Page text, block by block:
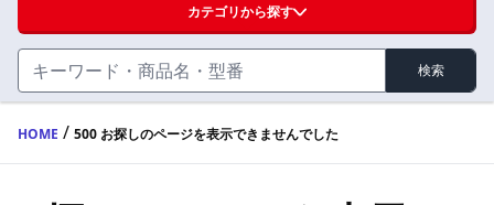
ハンドル・取手・つまみ・周辺機器
FA・A
蝶番・ステー・周辺機器
製品カタログ
カテゴリから探す
検索
HOME / 500 お探しのページを表示できませんでした